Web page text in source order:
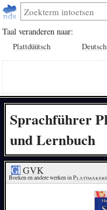
Taal veranderen naar:
Plattdüütsch Deutsch
Sprachführer
und Lernbuch
GVK
Boeken en andere werken in